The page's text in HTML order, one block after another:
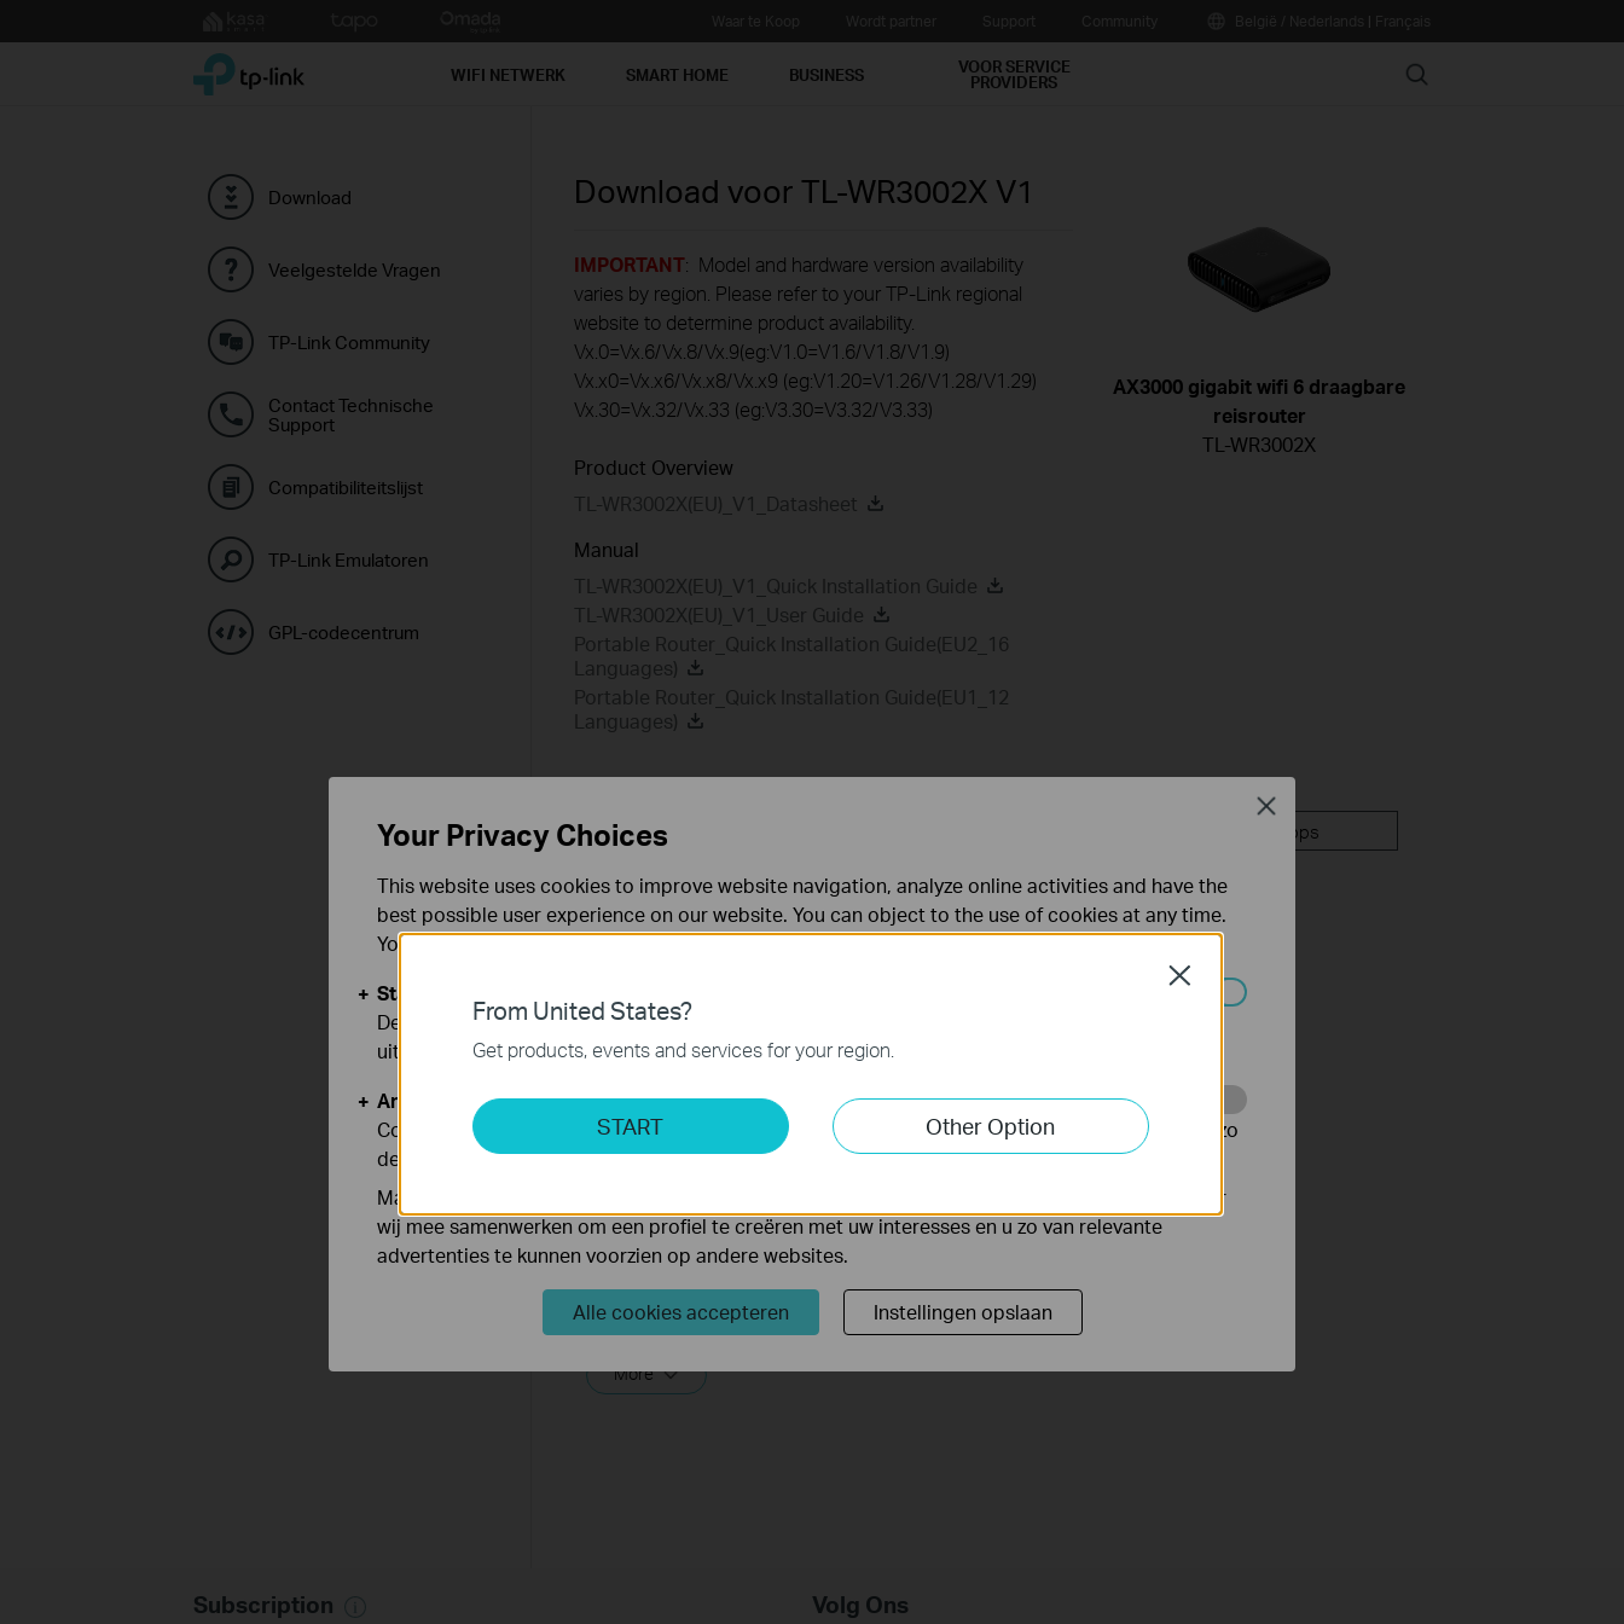
to
|
TP-Link, Reliably Smart WIFI NETWERK SMART HOME BUSINESS VOOR SERVICE
PROVIDERS Search
Download
Veelgestelde Vragen
TP-Link Community
Contact Technische
Support
Compatibiliteitslijst
TP-Link Emulatoren
GPL-codecentrum
Download voor TL-WR3002X V1
IMPORTANT: Model and hardware version availability
varies by region. Please refer to your TP-Link regional
website to determine product availability.
Vx.0=Vx.6/Vx.8/Vx.9(eg:V1.0=V1.6/V1.8/V1.9)
Vx.x0=Vx.x6/Vx.x8/Vx.x9 (eg:V1.20=V1.26/V1.28/V1.29)
Vx.30=Vx.32/Vx.33 (eg:V3.30=V3.32/V3.33)
Product Overview
TL-WR3002X(EU)_V1_Datasheet
Manual
TL-WR3002X(EU)_V1_Quick Installation Guide
TL-WR3002X(EU)_V1_User Guide
Portable Router_Quick Installation Guide(EU2_16
Languages)
Portable Router_Quick Installation Guide(EU1_12
Languages)
AX3000 gigabit wifi 6 draagbare
reisrouter
TL-WR3002X
Setup Video Apps
GPL Code
How to Set Up Your TP-Link Portable
Router (Take TL-WR3002X as an
example)
This video guides you step by step to set up a TP-Link Portable Router in USB Tethering/Hotspot/Router/USB Modem/Access Point/Range Extender/Client mode using TL-WR3002X as an example. Different images may differ from actual products.
More
Subscription Volg Ons
From United States?
Get products, events and services for your region.
START Other Option
Close
Your Privacy Choices
This website uses cookies to improve website navigation, analyze online activities and have the
best possible user experience on our website. You can object to the use of cookies at any time.
You can find more information in ourprivacy policy.Don’t show again
Standaard Cookies
Deze cookies zijn noodzakelijk voor de werking van de website en kunnen niet worden
uitgeschakeld.
Analyse en Marketing Cookies
Cookies voor analyse geven ons de mogelijkheid uw activiteiten op onze website te volgen en zo
de functionaliteit van de website aan te passen en te verbeteren.
Marketing cookies kunnen op onze website worden geplaatst door externe adverteerders waar
wij mee samenwerken om een profiel te creëren met uw interesses en u zo van relevante
advertenties te kunnen voorzien op andere websites.
Alle cookies accepteren Instellingen opslaan
Close